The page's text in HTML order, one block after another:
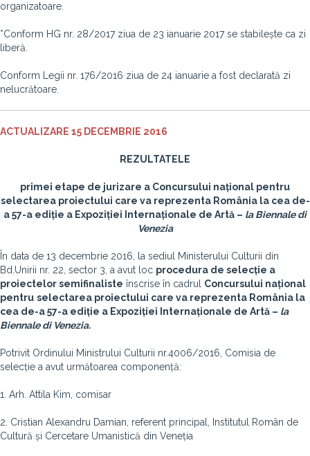
organizatoare.
*Conform HG nr. 28/2017 ziua de 23 ianuarie 2017 se stabilește ca zi
liberă.
Conform Legii nr. 176/2016 ziua de 24 ianuarie a fost declarată zi
nelucrătoare.
ACTUALIZARE 15 DECEMBRIE 2016
REZULTATELE
primei etape de jurizare a Concursului național pentru
selectarea proiectului care va reprezenta România la cea de-
a 57-a ediție a Expoziției Internaționale de Artă – la Biennale di
Venezia
În data de 13 decembrie 2016, la sediul Ministerului Culturii din
Bd.Unirii nr. 22, sector 3, a avut loc procedura de selecție a
proiectelor semifinaliste înscrise în cadrul Concursului național
pentru selectarea proiectului care va reprezenta România la
cea de-a 57-a ediție a Expoziției Internaționale de Artă – la
Biennale di Venezia.
Potrivit Ordinului Ministrului Culturii nr.4006/2016, Comisia de
selecție a avut următoarea componență:
1. Arh. Attila Kim, comisar
2. Cristian Alexandru Damian, referent principal, Institutul Român de
Cultură și Cercetare Umanistică din Veneția